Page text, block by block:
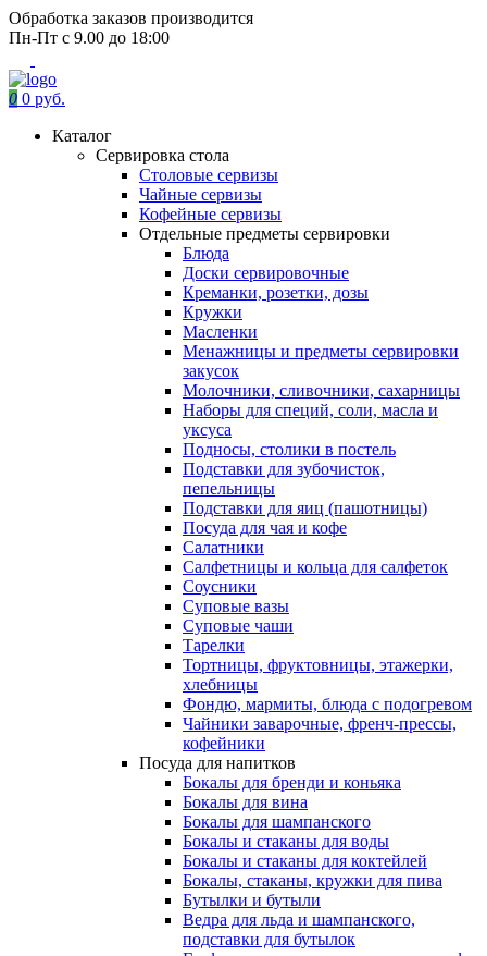
Обработка заказов производится
Пн-Пт с 9.00 до 18:00
0 0 руб.
Каталог
Сервировка стола
Столовые сервизы
Чайные сервизы
Кофейные сервизы
Отдельные предметы сервировки
Блюда
Доски сервировочные
Креманки, розетки, дозы
Кружки
Масленки
Менажницы и предметы сервировки
закусок
Молочники, сливочники, сахарницы
Наборы для специй, соли, масла и
уксуса
Подносы, столики в постель
Подставки для зубочисток,
пепельницы
Подставки для яиц (пашотницы)
Посуда для чая и кофе
Салатники
Салфетницы и кольца для салфеток
Соусники
Суповые вазы
Суповые чаши
Тарелки
Тортницы, фруктовницы, этажерки,
хлебницы
Фондю, мармиты, блюда с подогревом
Чайники заварочные, френч-прессы,
кофейники
Посуда для напитков
Бокалы для бренди и коньяка
Бокалы для вина
Бокалы для шампанского
Бокалы и стаканы для воды
Бокалы и стаканы для коктейлей
Бокалы, стаканы, кружки для пива
Бутылки и бутыли
Ведра для льда и шампанского,
подставки для бутылок